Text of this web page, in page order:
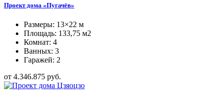
Проект дома «Пугачёв»
Размеры: 13×22 м
Площадь: 133,75 м2
Комнат: 4
Ванных: 3
Гаражей: 2
от 4.346.875 руб.